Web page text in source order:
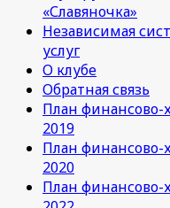
«Славяночка»
Независимая
услуг
О клубе
Обратная связь
План финансово-
2019
План финансово-
2020
План финансово-